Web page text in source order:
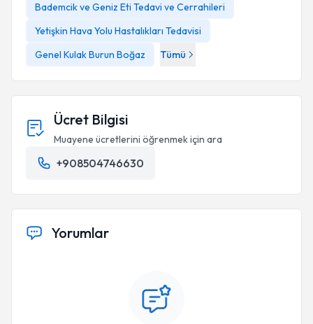
Bademcik ve Geniz Eti Tedavi ve Cerrahileri
Yetişkin Hava Yolu Hastalıkları Tedavisi
Genel Kulak Burun Boğaz
Tümü
Ücret Bilgisi
Muayene ücretlerini öğrenmek için ara
+908504746630
Yorumlar